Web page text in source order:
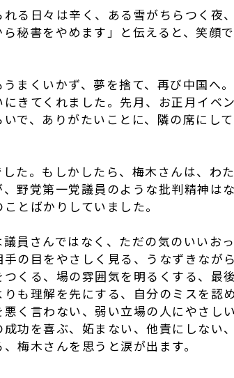
れる日々は辛く、ある雪がちらつく夜
秘書をやめます」と伝えると、笑顔
うまくいかず、夢を捨て、再び中国へ
きてくれました。先月、お正月イベ
で、ありがたいことに、隣の席にし
た。もしかしたら、梅木さんは、わ
野党第一党議員のような批判精神は
とばかりしていました。
員さんではなく、ただの気のいいお
の目をやさしく見る、うなずきなが
くる、場の雰囲気を明るくする、最
も理解を先にする、自分のミスを認
く言わない、弱い立場の人にやさし
功を喜ぶ、妬まない、他責にしない
梅木さんを思うと涙が出ます。